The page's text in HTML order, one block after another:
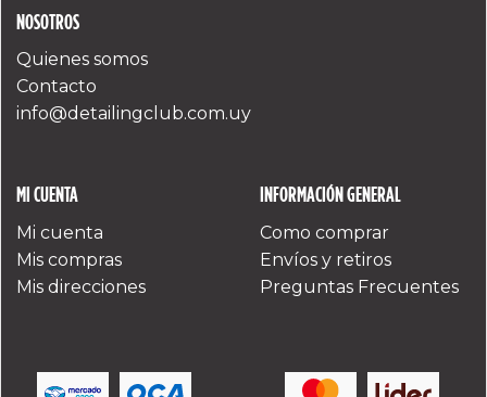
NOSOTROS
Quienes somos
Contacto
info@detailingclub.com.uy
MI CUENTA
Mi cuenta
Mis compras
Mis direcciones
INFORMACIÓN GENERAL
Como comprar
Envíos y retiros
Preguntas Frecuentes